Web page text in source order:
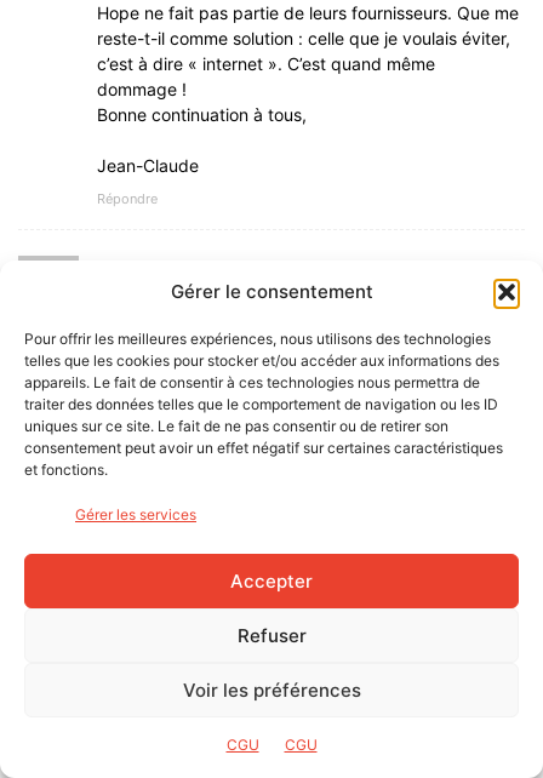
Gérer le consentement
Pour offrir les meilleures expériences, nous utilisons des technologies
telles que les cookies pour stocker et/ou accéder aux informations des
appareils. Le fait de consentir à ces technologies nous permettra de
traiter des données telles que le comportement de navigation ou les ID
uniques sur ce site. Le fait de ne pas consentir ou de retirer son
consentement peut avoir un effet négatif sur certaines caractéristiques
et fonctions.
Gérer les services
Accepter
Refuser
Voir les préférences
CGU CGU
Hope ne fait pas partie de leurs fournisseurs. Que me
reste-t-il comme solution : celle que je voulais éviter,
c’est à dire « internet ». C’est quand même
dommage !
Bonne continuation à tous,
Jean-Claude
Répondre
Dont act Patrick…j’aurai été déçu de tomber sur un
m’a tu vu,j’apprécie énormément le contenu du
magazine,il contribue à motiver bon nombre d’entre
nous,continue à nous faire plaisir et à t’éclater sur ces
belles machines dans tes très beaux paysages.
Chaleureuses salutations à toi et ton équipe.
Jean Yves.
La bonne chose à faire, de toute façon (et je dis ça en
un parent d’un couple au smic) c’est de commencer
chaussure, une veste, un cuissard (qui eux feront